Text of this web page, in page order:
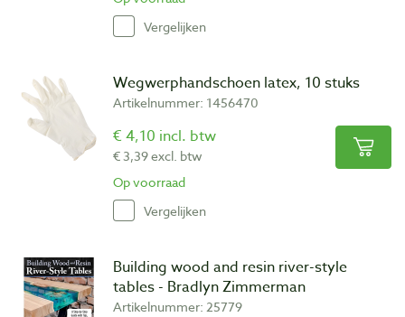
Vergelijken
Wegwerphandschoen latex, 10 stuks
Artikelnummer: 1456470
€ 4,10 incl. btw
€ 3,39 excl. btw
Op voorraad
Vergelijken
Building wood and resin river-style
tables - Bradlyn Zimmerman
Artikelnummer: 25779